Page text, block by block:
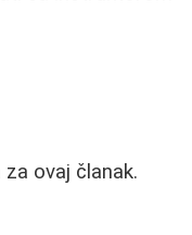
ovaj članak.